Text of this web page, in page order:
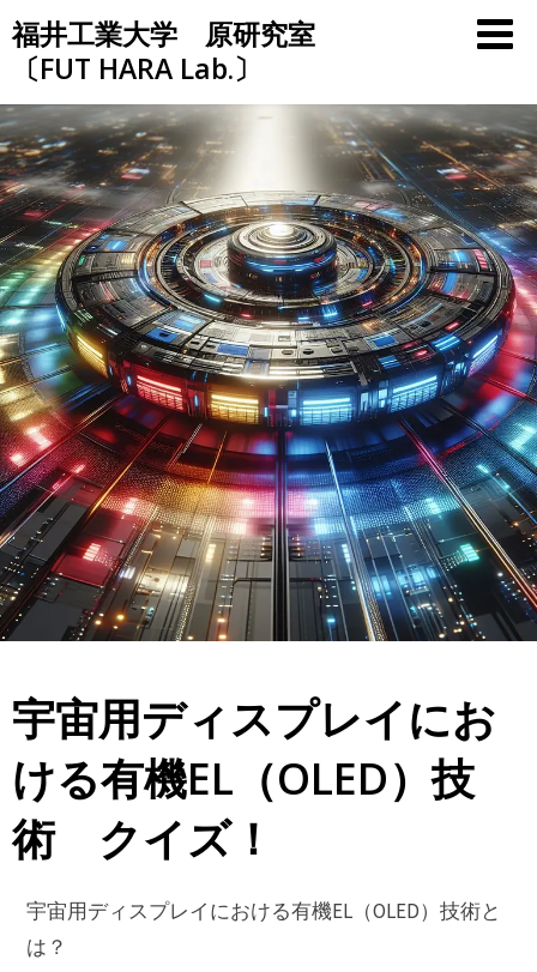
Skip
to
content
福井工業大学 原研究室
〔FUT HARA Lab.〕
宇宙用ディスプレイにお
ける有機EL（OLED）技
術 クイズ！
宇宙用ディスプレイにおける有機EL（OLED）技術と
は？